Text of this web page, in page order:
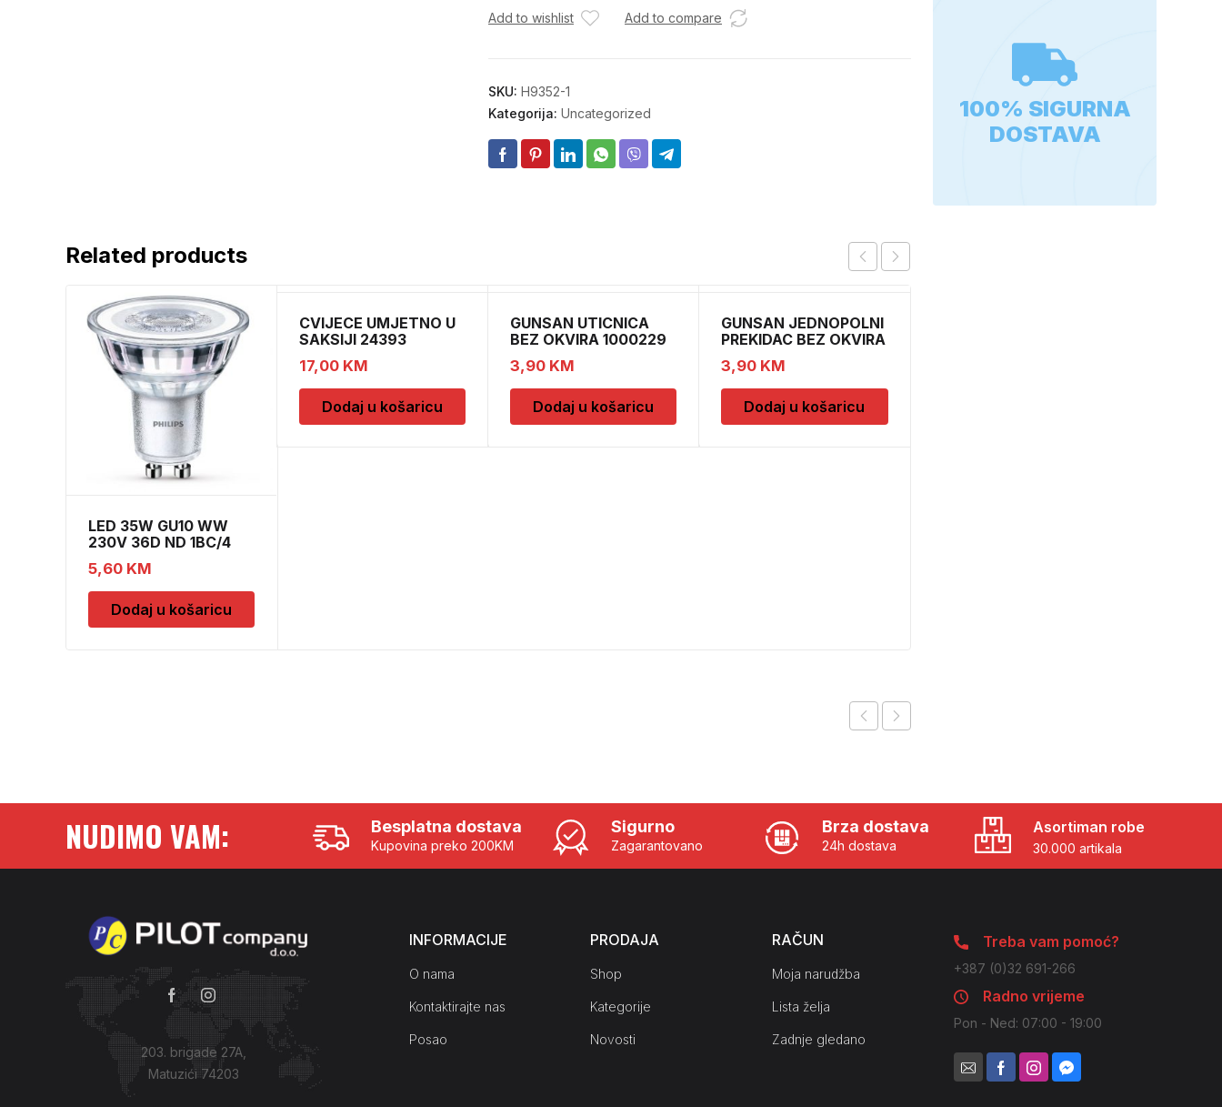
30X25
Add to wishlist Add to compare
SKU: H9352-1
Kategorija: Uncategorized
Related products
LED 35W GU10 WW
230V 36D ND 1BC/4
5,60 KM
Dodaj u košaricu
CVIJECE UMJETNO U
SAKSIJI 24393
CH52439
17,00 KM
Dodaj u košaricu
GUNSAN UTICNICA
BEZ OKVIRA 1000229
3,90 KM
Dodaj u košaricu
GUNSAN JEDNOPOLNI
PREKIDAC BEZ OKVIRA
11
3,90 KM
Dodaj u košaricu
100% SIGURNA
DOSTAVA
NUDIMO VAM: Besplatna dostava
Kupovina preko 200KM
Sigurno
Zagarantovano
Brza dostava
24h dostava
Asortiman robe
30.000 artikala
203. brigade 27A,
Matuzići 74203
INFORMACIJE
O nama
Kontaktirajte nas
Posao
PRODAJA
Shop
Kategorije
Novosti
RAČUN
Moja narudžba
Lista želja
Zadnje gledano
Treba vam pomoć?
+387 (0)32 691-266
Radno vrijeme
Pon - Ned: 07:00 - 19:00